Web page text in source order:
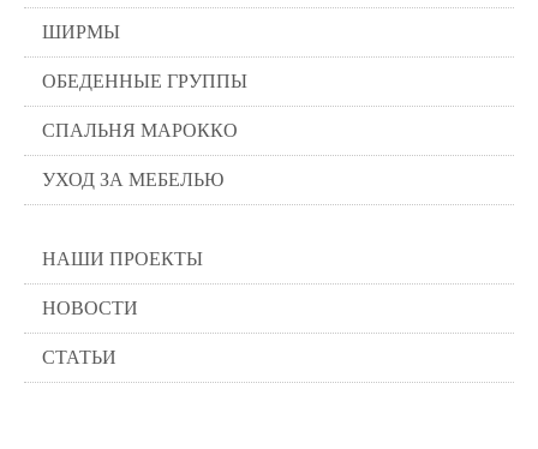
ШИРМЫ
ОБЕДЕННЫЕ ГРУППЫ
СПАЛЬНЯ МАРОККО
УХОД ЗА МЕБЕЛЬЮ
НАШИ ПРОЕКТЫ
НОВОСТИ
СТАТЬИ